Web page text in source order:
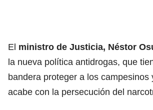
El ministro de Justicia, Néstor
la nueva política antidrogas, que
bandera proteger a los campesinos
acabe con la persecución del